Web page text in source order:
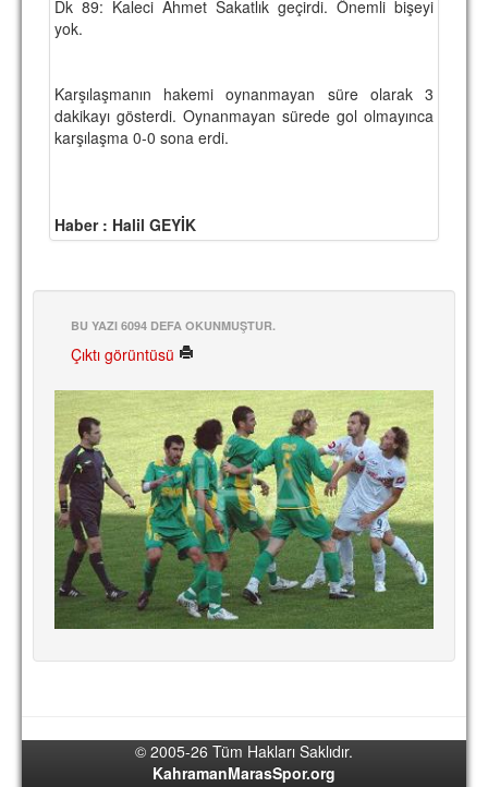
Dk 89: Kaleci Ahmet Sakatlık geçirdi. Önemli bişeyi
yok.
Karşılaşmanın hakemi oynanmayan süre olarak 3
dakikayı gösterdi. Oynanmayan sürede gol olmayınca
karşılaşma 0-0 sona erdi.
Haber : Halil GEYİK
BU YAZI 6094 DEFA OKUNMUŞTUR.
Çıktı görüntüsü
© 2005-26 Tüm Hakları Saklıdır.
KahramanMarasSpor.org